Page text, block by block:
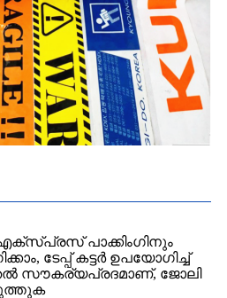
എക്സ്പ്രസ് പാക്കിംഗിനും
ടേപ്പ് കട്ടർ ഉപയോഗിച്ച്
സൗകര്യപ്രദമാണ്, ജോലി